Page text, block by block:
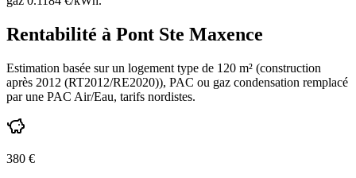
Rentabilité à Pont Ste Maxence
Estimation basée sur un logement type de 120 m² (construction
après 2012 (RT2012/RE2020)), PAC ou gaz condensation remplacé
par une PAC Air/Eau, tarifs nordistes.
380 €